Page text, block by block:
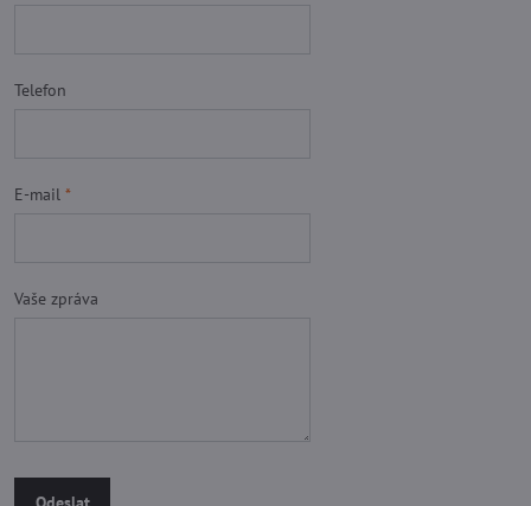
Telefon
E-mail *
Vaše zpráva